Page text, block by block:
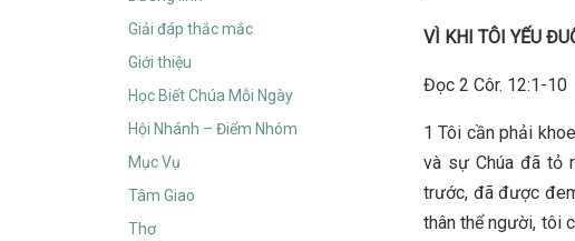
VÌ KHI TÔI YẾU
Đọc 2 Côr. 12:1-10
1 Tôi cần phải
và sự Chúa đã tỏ
trước, đã được
thân thể người, tôi
Giải đáp thắc mắc
Giới thiệu
Học Biết Chúa Mỗi Ngày
Hội Nhánh – Điểm Nhóm
Mục Vụ
Tâm Giao
Thơ